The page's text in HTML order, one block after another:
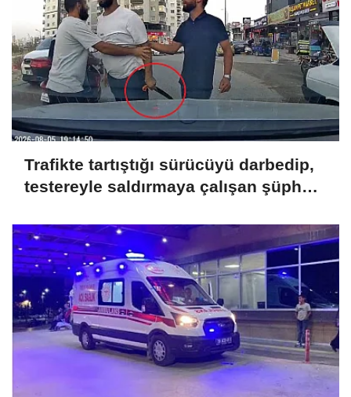
Trafikte tartıştığı sürücüyü darbedip,
testereyle saldırmaya çalışan şüpheli